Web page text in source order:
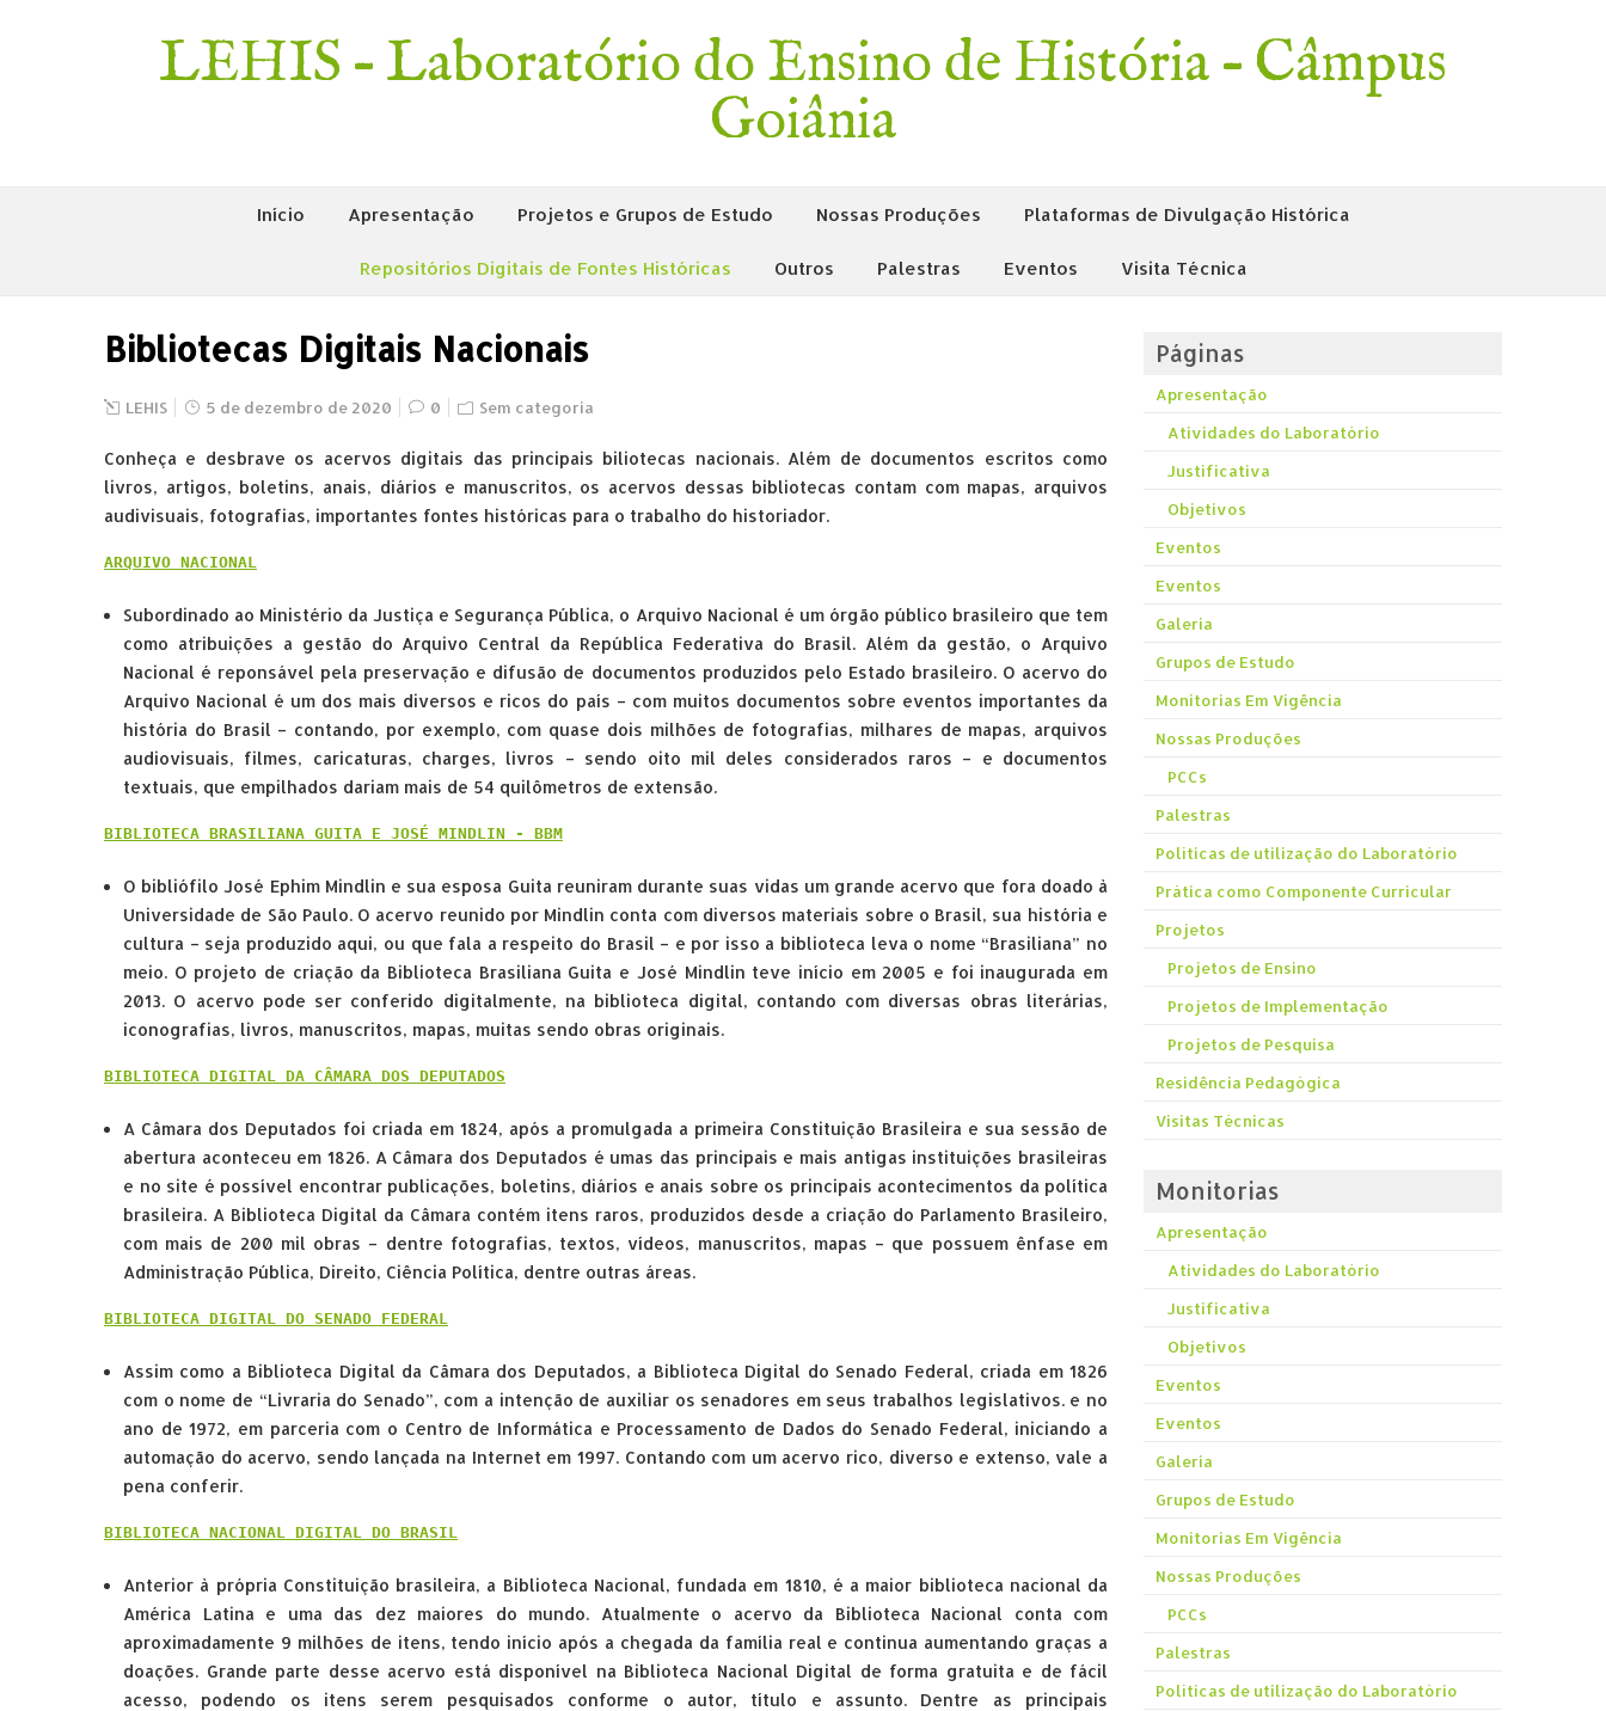
LEHIS – Laboratório do Ensino de História – Câmpus
Goiânia
Início Apresentação Projetos e Grupos de Estudo Nossas Produções Plataformas de Divulgação Histórica
Repositórios Digitais de Fontes Históricas Outros Palestras Eventos Visita Técnica
Bibliotecas Digitais Nacionais
LEHIS 5 de dezembro de 2020 0 Sem categoria
Conheça e desbrave os acervos digitais das principais biliotecas nacionais. Além de documentos escritos como
livros, artigos, boletins, anais, diários e manuscritos, os acervos dessas bibliotecas contam com mapas, arquivos
audivisuais, fotografias, importantes fontes históricas para o trabalho do historiador.
ARQUIVO NACIONAL
Subordinado ao Ministério da Justiça e Segurança Pública, o Arquivo Nacional é um órgão público brasileiro que tem
como atribuições a gestão do Arquivo Central da República Federativa do Brasil. Além da gestão, o Arquivo
Nacional é reponsável pela preservação e difusão de documentos produzidos pelo Estado brasileiro. O acervo do
Arquivo Nacional é um dos mais diversos e ricos do país – com muitos documentos sobre eventos importantes da
história do Brasil – contando, por exemplo, com quase dois milhões de fotografias, milhares de mapas, arquivos
audiovisuais, filmes, caricaturas, charges, livros – sendo oito mil deles considerados raros – e documentos
textuais, que empilhados dariam mais de 54 quilômetros de extensão.
BIBLIOTECA BRASILIANA GUITA E JOSÉ MINDLIN - BBM
O bibliófilo José Ephim Mindlin e sua esposa Guita reuniram durante suas vidas um grande acervo que fora doado à
Universidade de São Paulo. O acervo reunido por Mindlin conta com diversos materiais sobre o Brasil, sua história e
cultura – seja produzido aqui, ou que fala a respeito do Brasil – e por isso a biblioteca leva o nome “Brasiliana” no
meio. O projeto de criação da Biblioteca Brasiliana Guita e José Mindlin teve início em 2005 e foi inaugurada em
2013. O acervo pode ser conferido digitalmente, na biblioteca digital, contando com diversas obras literárias,
iconografias, livros, manuscritos, mapas, muitas sendo obras originais.
BIBLIOTECA DIGITAL DA CÂMARA DOS DEPUTADOS
A Câmara dos Deputados foi criada em 1824, após a promulgada a primeira Constituição Brasileira e sua sessão de
abertura aconteceu em 1826. A Câmara dos Deputados é umas das principais e mais antigas instituições brasileiras
e no site é possível encontrar publicações, boletins, diários e anais sobre os principais acontecimentos da política
brasileira. A Biblioteca Digital da Câmara contém itens raros, produzidos desde a criação do Parlamento Brasileiro,
com mais de 200 mil obras – dentre fotografias, textos, vídeos, manuscritos, mapas – que possuem ênfase em
Administração Pública, Direito, Ciência Política, dentre outras áreas.
BIBLIOTECA DIGITAL DO SENADO FEDERAL
Assim como a Biblioteca Digital da Câmara dos Deputados, a Biblioteca Digital do Senado Federal, criada em 1826
com o nome de “Livraria do Senado”, com a intenção de auxiliar os senadores em seus trabalhos legislativos. e no
ano de 1972, em parceria com o Centro de Informática e Processamento de Dados do Senado Federal, iniciando a
automação do acervo, sendo lançada na Internet em 1997. Contando com um acervo rico, diverso e extenso, vale a
pena conferir.
BIBLIOTECA NACIONAL DIGITAL DO BRASIL
Anterior à própria Constituição brasileira, a Biblioteca Nacional, fundada em 1810, é a maior biblioteca nacional da
América Latina e uma das dez maiores do mundo. Atualmente o acervo da Biblioteca Nacional conta com
aproximadamente 9 milhões de itens, tendo início após a chegada da família real e continua aumentando graças a
doações. Grande parte desse acervo está disponível na Biblioteca Nacional Digital de forma gratuita e de fácil
acesso, podendo os itens serem pesquisados conforme o autor, título e assunto. Dentre as principais
Páginas
Apresentação
Atividades do Laboratório
Justificativa
Objetivos
Eventos
Eventos
Galeria
Grupos de Estudo
Monitorias Em Vigência
Nossas Produções
PCCs
Palestras
Políticas de utilização do Laboratório
Prática como Componente Curricular
Projetos
Projetos de Ensino
Projetos de Implementação
Projetos de Pesquisa
Residência Pedagógica
Visitas Técnicas
Monitorias
Apresentação
Atividades do Laboratório
Justificativa
Objetivos
Eventos
Eventos
Galeria
Grupos de Estudo
Monitorias Em Vigência
Nossas Produções
PCCs
Palestras
Políticas de utilização do Laboratório